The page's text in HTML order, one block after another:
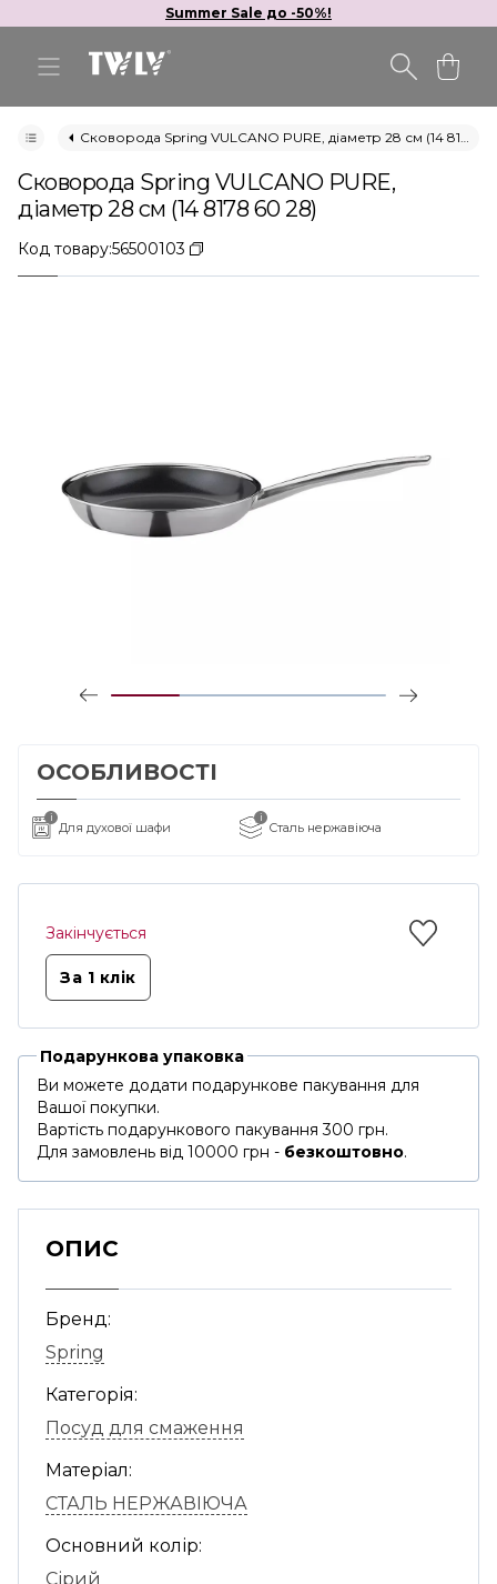
Summer Sale до -50%!
Сковорода Spring VULCANO PURE, діаметр 28 см (14 8178 60 28)
Сковорода Spring VULCANO PURE,
діаметр 28 см (14 8178 60 28)
Код товару:56500103
ОСОБЛИВОСТІ
i
Для духової шафи
i
Сталь нержавіюча
Закінчується
За 1 клiк
Подарункова упаковка
Ви можете додати подарункове пакування для
Вашої покупки.
Вартість подарункового пакування 300 грн.
Для замовлень від 10000 грн - безкоштовно.
ОПИС
Бренд:
Spring
Категорія:
Посуд для смаження
Матеріал:
СТАЛЬ НЕРЖАВІЮЧА
Основний колір:
Сірий